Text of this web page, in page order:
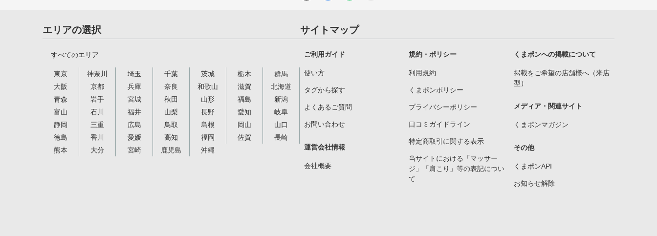
エリアの選択
すべてのエリア
東京 神奈川 埼玉 千葉 茨城 栃木
群馬
大阪
京都 兵庫 奈良 和歌山 滋賀
北海道
青森
岩手 宮城 秋田 山形 福島
新潟
富山
石川 福井 山梨 長野 愛知
岐阜
静岡
三重 広島 鳥取 島根 岡山
山口
徳島
香川 愛媛 高知 福岡 佐賀
長崎
熊本
大分 宮崎 鹿児島 沖縄
サイトマップ
ご利用ガイド
使い方
タグから探す
よくあるご質問
お問い合わせ
運営会社情報
会社概要
規約・ポリシー
利用規約
くまポンポリシー
プライバシーポリシー
口コミガイドライン
特定商取引に関する表示
当サイトにおける「マッサー
ジ」「肩こり」等の表記につい
て
くまポンへの掲載について
掲載をご希望の店舗様へ（来店
型）
メディア・関連サイト
くまポンマガジン
その他
くまポンAPI
お知らせ解除